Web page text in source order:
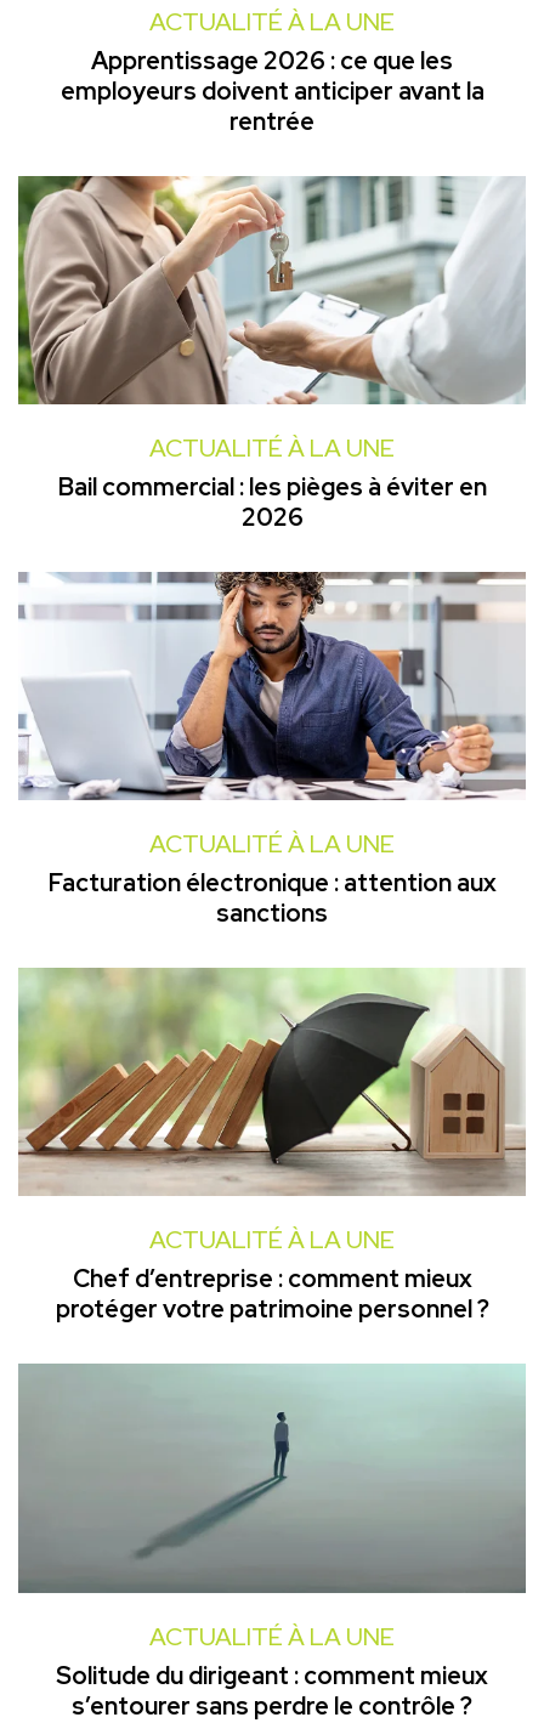
ACTUALITÉ À LA UNE
Apprentissage 2026 : ce que les
employeurs doivent anticiper avant la
rentrée
ACTUALITÉ À LA UNE
Bail commercial : les pièges à éviter en
2026
ACTUALITÉ À LA UNE
Facturation électronique : attention aux
sanctions
ACTUALITÉ À LA UNE
Chef d’entreprise : comment mieux
protéger votre patrimoine personnel ?
ACTUALITÉ À LA UNE
Solitude du dirigeant : comment mieux
s’entourer sans perdre le contrôle ?